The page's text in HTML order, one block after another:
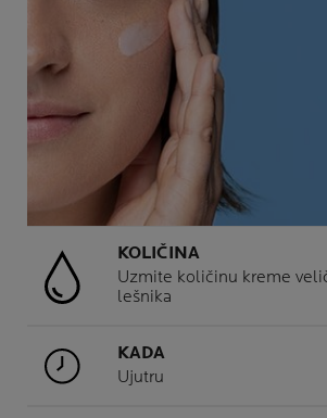
KOLIČINA
Uzmite količinu kreme
lešnika
KADA
Ujutru